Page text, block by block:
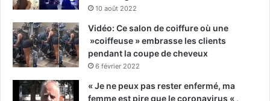
10 août 2022
Vidéo: Ce salon de coiffure où une
»coiffeuse » embrasse les clients
pendant la coupe de cheveux
6 février 2022
« Je ne peux pas rester enfermé, ma
femme est pire que le coronavirus « ,